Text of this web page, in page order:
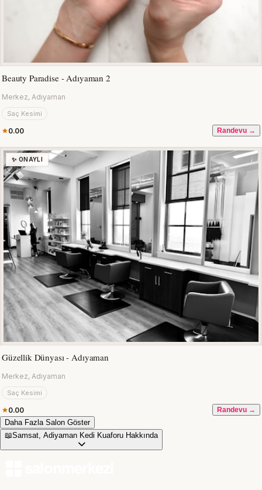
Beauty Paradise - Adıyaman 2
Merkez, Adıyaman
Saç Kesimi
0.00 Randevu →
✨ ONAYLI
Güzellik Dünyası - Adıyaman
Merkez, Adıyaman
Saç Kesimi
0.00 Randevu →
Daha Fazla Salon Göster
📖Samsat, Adiyaman Kedi Kuaforu Hakkında